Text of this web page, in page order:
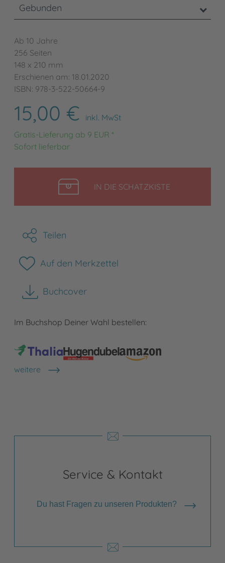
Gebunden
Ab 10 Jahre
256 Seiten
148 x 210 mm
Erschienen am: 18.01.2020
ISBN: 978-3-522-50664-9
15,00 €
inkl. MwSt
Gratis-Lieferung ab 9 EUR *
Sofort lieferbar
IN DIE SCHATZKISTELEGEN
Teilen
Auf den Merkzettel
Buchcover
herunterladen
Im Buchshop Deiner Wahl bestellen:
weitere
Shops anzeigen
Service & Kontakt
Du hast Fragen zu unseren Produkten?